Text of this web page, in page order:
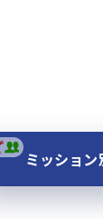
ミッション